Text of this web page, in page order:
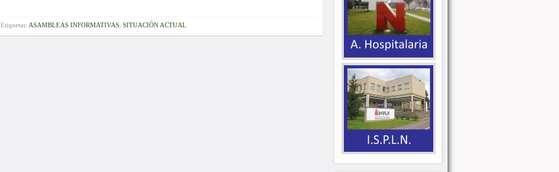
Etiquetas: ASAMBLEAS INFORMATIVAS SITUACIÓN ACTUAL